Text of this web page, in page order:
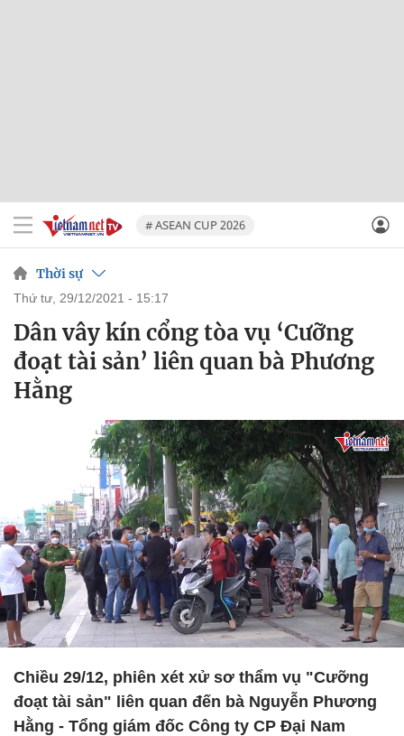
# ASEAN CUP 2026
Thời sự
thứ tư, 29/12/2021 - 15:17
Dân vây kín cổng tòa vụ ‘Cưỡng
đoạt tài sản’ liên quan bà Phương
Hằng
Chiều 29/12, phiên xét xử sơ thẩm vụ "Cưỡng
đoạt tài sản" liên quan đến bà Nguyễn Phương
Hằng - Tổng giám đốc Công ty CP Đại Nam